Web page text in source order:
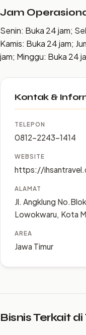
Jam
Senin: Buka 24 jam;
Kamis: Buka 24 jam;
jam; Minggu: Buka 24
Kontak &
TELEPON
0812-2243-1414
WEBSITE
https://
ALAMAT
Jl. Angklung
Lowokwaru, Kota
AREA
Jawa Timur
Bisnis Terkait